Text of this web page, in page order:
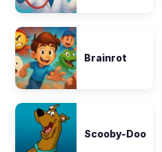
Brainrot
Scooby-Doo